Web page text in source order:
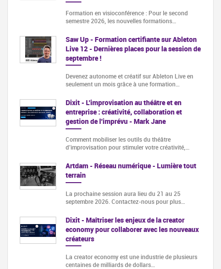
Formation en visioconférence : Pour le second
semestre 2026, les nouvelles formations…
Saw Up - Formation certifiante sur Ableton
Live 12 - Dernières places pour la session de
septembre !
Devenez autonome et créatif sur Ableton Live en
seulement un mois grâce à une formation…
Dixit - L'improvisation au théâtre et en
entreprise : créativité, collaboration et
gestion de l'imprévu - Mark Jane
Comment mobiliser les outils du théâtre
d’improvisation pour stimuler votre créativité,…
Artdam - Réseau numérique - Lumière tout
terrain
La prochaine session aura lieu du 21 au 25
septembre 2026. Contactez-nous pour plus…
Dixit - Maîtriser les enjeux de la creator
economy pour collaborer avec les nouveaux
créateurs
La creator economy est une industrie de plusieurs
centaines de milliards de dollars…